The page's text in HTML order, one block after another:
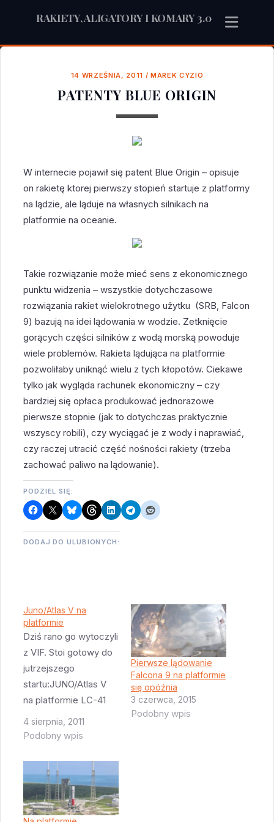
RAKIETY, ALIGATORY I KOMARY 3.0
14 WRZEŚNIA, 2011 / MAREK CYZIO
PATENTY BLUE ORIGIN
W internecie pojawił się patent Blue Origin – opisuje
on rakietę ktorej pierwszy stopień startuje z platformy
na lądzie, ale ląduje na własnych silnikach na
platformie na oceanie.
Takie rozwiązanie może mieć sens z ekonomicznego
punktu widzenia – wszystkie dotychczasowe
rozwiązania rakiet wielokrotnego użytku (SRB, Falcon
9) bazują na idei lądowania w wodzie. Zetknięcie
gorących części silników z wodą morską powoduje
wiele problemów. Rakieta lądująca na platformie
pozwoliłaby uniknąć wielu z tych kłopotów. Ciekawe
tylko jak wygląda rachunek ekonomiczny – czy
bardziej się opłaca produkować jednorazowe
pierwsze stopnie (jak to dotychczas praktycznie
wszyscy robili), czy wyciągać je z wody i naprawiać,
czy raczej utracić część nośności rakiety (trzeba
zachować paliwo na lądowanie).
PODZIEL SIĘ:
DODAJ DO ULUBIONYCH:
Juno/Atlas V na
platformie
Dziś rano go wytoczyli
z VIF. Stoi gotowy do
jutrzejszego
startu:JUNO/Atlas V
na platformie LC-41
(Zdjęcie (C)
NASA)SLC 41 z
z VIFWięcej zdjęć
tutaj. Jak się
zainteresowani
przyjrzą temu
4 sierpnia, 2011
Podobny wpis
Pierwsze lądowanie
Falcona 9 na platformie
się opóźnia
3 czerwca, 2015
Podobny wpis